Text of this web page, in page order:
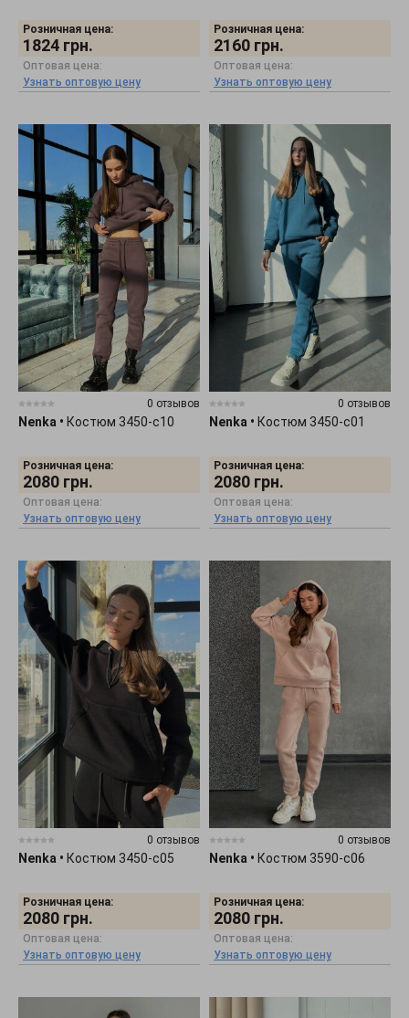
Розничная цена:
1824 грн.
Оптовая цена:
Узнать оптовую цену
Розничная цена:
2160 грн.
Оптовая цена:
Узнать оптовую цену
0 отзывов
Nenka • Костюм 3450-c10
Розничная цена:
2080 грн.
Оптовая цена:
Узнать оптовую цену
0 отзывов
Nenka • Костюм 3450-c01
Розничная цена:
2080 грн.
Оптовая цена:
Узнать оптовую цену
0 отзывов
Nenka • Костюм 3450-c05
Розничная цена:
2080 грн.
Оптовая цена:
Узнать оптовую цену
0 отзывов
Nenka • Костюм 3590-c06
Розничная цена:
2080 грн.
Оптовая цена:
Узнать оптовую цену